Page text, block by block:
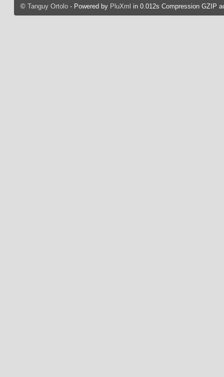
© Tanguy Ortolo- Powered by PluXml in 0.012s Compression GZIP